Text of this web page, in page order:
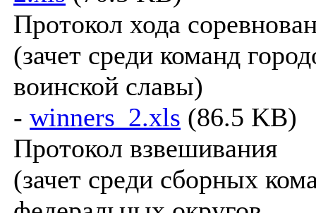
Протокол хода
(зачет среди команд
воинской славы)
- winners_2.xls (86.5 KB)
Протокол взвешивания
(зачет среди сборных